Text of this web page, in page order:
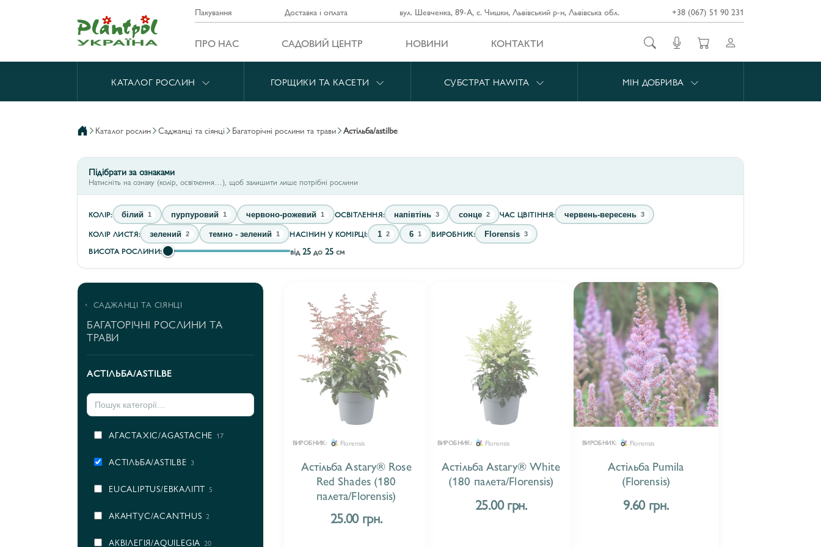
Пакування Доставка і оплата вул. Шевченка, 89-А, с. Чишки, Львівський р-н, Львівська обл. +38 (067) 51 90 231
ПРО НАС САДОВИЙ ЦЕНТР НОВИНИ КОНТАКТИ
КАТАЛОГ РОСЛИН ГОРЩИКИ ТА КАСЕТИ СУБСТРАТ HAWITA МІН ДОБРИВА
каталог рослин саджанці та сіянці багаторічні рослини та трави aстільба/astilbe
Підібрати за ознаками
Натисніть на ознаку (колір, освітлення…), щоб залишити лише потрібні рослини
КОЛІР: білий 1 пурпуровий 1 червоно-рожевий 1 ОСВІТЛЕННЯ: напівтінь 3 сонце 2 ЧАС ЦВІТІННЯ: червень-вересень 3
КОЛІР ЛИСТЯ: зелений 2 темно - зелений 1 НАСІНИН У КОМІРЦІ: 1 2 6 1 ВИРОБНИК: Florensis 3
ВИСОТА РОСЛИНИ: від25 до 25 см
САДЖАНЦІ ТА СІЯНЦІ
БАГАТОРІЧНІ РОСЛИНИ ТА
ТРАВИ
AСТІЛЬБА/ASTILBE
AГАСТАХІС/AGASTACHE 17
AСТІЛЬБА/ASTILBE 3
EUCALIPTUS/ЕВКАЛІПТ 5
АКАНТУС/ACANTHUS 2
АКВІЛЕГІЯ/AQUILEGIA 20
ВИРОБНИК: Florensis
Астільба Astary® Rose
Red Shades (180
палета/Florensis)
25.00 грн.
ВИРОБНИК: Florensis
Астільба Astary® White
(180 палета/Florensis)
25.00 грн.
ВИРОБНИК: Florensis
Астільба Pumila
(Florensis)
9.60 грн.